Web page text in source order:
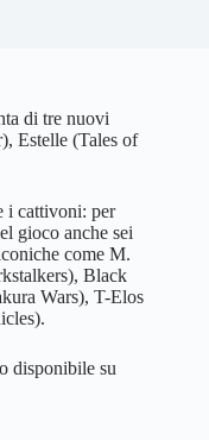
di tre nuovi
Estelle (Tales of
i cattivoni: per
gioco anche sei
come M.
Black
Wars), T-Elos
disponibile su